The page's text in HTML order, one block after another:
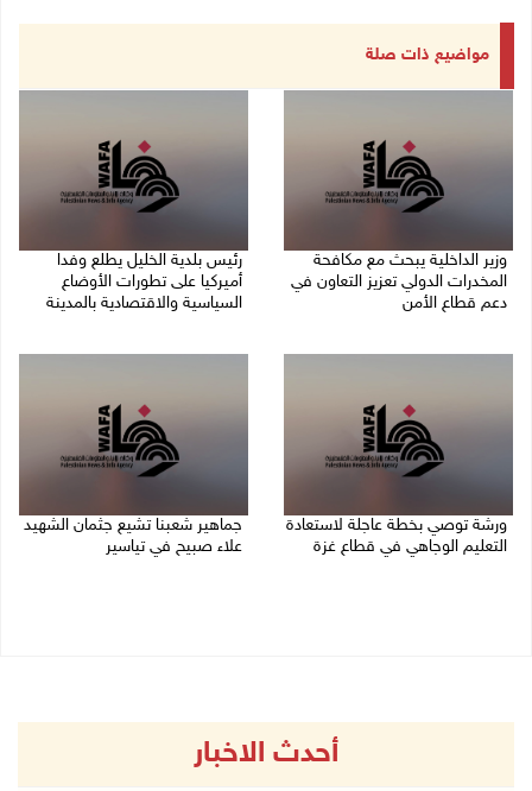
مواضيع ذات صلة
وزير الداخلية يبحث مع مكافحة
المخدرات الدولي تعزيز التعاون في
دعم قطاع الأمن
رئيس بلدية الخليل يطلع وفدا
أميركيا على تطورات الأوضاع
السياسية والاقتصادية بالمدينة
ورشة توصي بخطة عاجلة لاستعادة
التعليم الوجاهي في قطاع غزة
جماهير شعبنا تشيع جثمان الشهيد
علاء صبيح في تياسير
أحدث الاخبار